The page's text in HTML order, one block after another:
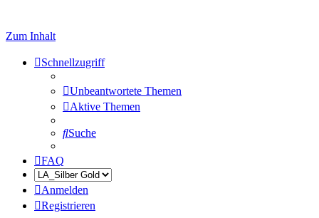
Zum Inhalt
Schnellzugriff
Unbeantwortete Themen
Aktive Themen
Suche
FAQ
Anmelden
Registrieren